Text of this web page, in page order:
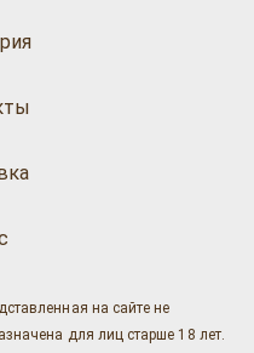
на сайте не
для лиц старше 18 лет.